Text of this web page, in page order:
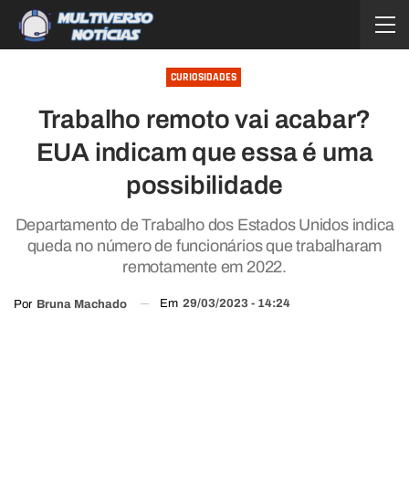
CURIOSIDADES
Trabalho remoto vai acabar?
EUA indicam que essa é uma
possibilidade
Departamento de Trabalho dos Estados Unidos indica
queda no número de funcionários que trabalharam
remotamente em 2022.
Por Bruna Machado Em 29/03/2023 - 14:24